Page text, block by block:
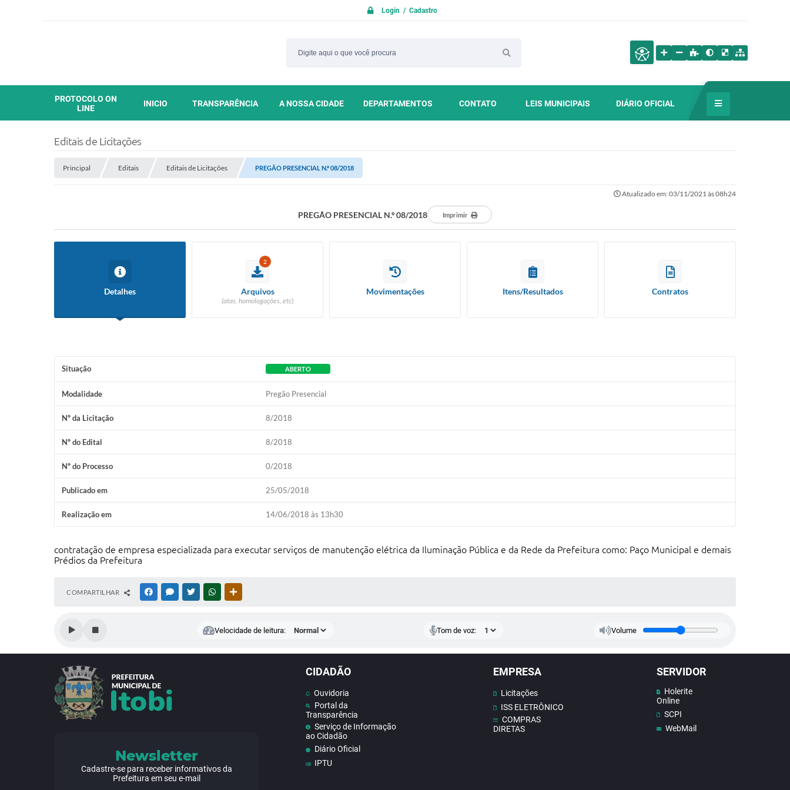
Login / Cadastro
PROTOCOLO ON
LINE
INICIO TRANSPARÊNCIA A NOSSA CIDADE DEPARTAMENTOS CONTATO LEIS MUNICIPAIS DIÁRIO OFICIAL
Editais de Licitações
Principal Editais Editais de Licitações PREGÃO PRESENCIAL N.º 08/2018
Atualizado em: 03/11/2021 às 08h24
PREGÃO PRESENCIAL N.º 08/2018 Imprimir
Detalhes
2
Arquivos
(atas, homologações, etc)
Movimentações Itens/Resultados Contratos
Situação ABERTO
Modalidade Pregão Presencial
Nº da Licitação 8/2018
Nº do Edital 8/2018
Nº do Processo 0/2018
Publicado em 25/05/2018
Realização em 14/06/2018 às 13h30
contratação de empresa especializada para executar serviços de manutenção elétrica da Iluminação Pública e da Rede da Prefeitura como: Paço Municipal e demais
Prédios da Prefeitura
COMPARTILHAR FACEBOOKMESSENGER
TWITTERWHATSAPP
Velocidade de leitura: Tom de voz: Volume
CIDADÃO
Ouvidoria
Portal da
Transparência
Serviço de Informação
ao Cidadão
Diário Oficial
IPTU
EMPRESA
Licitações
ISS ELETRÔNICO
COMPRAS
DIRETAS
SERVIDOR
Holerite
Online
SCPI
WebMail
Newsletter
Cadastre-se para receber informativos da
Prefeitura em seu e-mail